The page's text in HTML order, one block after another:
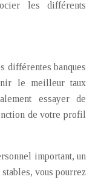
les différents
différentes banques
le meilleur taux
essayer de
de votre profil
important, un
vous pourrez